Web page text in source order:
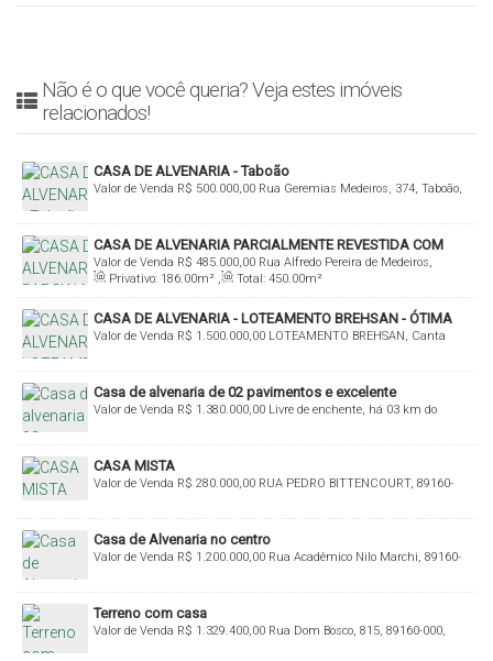
Não é o que você queria? Veja estes imóveis
relacionados!
CASA DE ALVENARIA - Taboão
R$ 500.000,00
Valor de Venda
Rua Geremias Medeiros, 374, Taboão,
CASA DE ALVENARIA PARCIALMENTE REVESTIDA COM
MADEIRA NOBRE! COM 186,00 M² DE ÁREA CONSTRUÍDA
R$ 485.000,00
Valor de Venda
Rua Alfredo Pereira de Medeiros,
Budag, Rio do Sul, Santa Catarina, Brasil
Privativo: 186.00m² , Total: 450.00m²
CASA DE ALVENARIA - LOTEAMENTO BREHSAN - ÓTIMA
LOCALIZAÇÃO!!!
R$ 1.500.000,00
Valor de Venda
LOTEAMENTO BREHSAN, Canta
Casa de alvenaria de 02 pavimentos e excelente
acabamento! R$ 1.380.000,00
Valor de Venda
Livre de enchente, há 03 km do
Brasil
CASA MISTA
R$ 280.000,00
Valor de Venda
RUA PEDRO BITTENCOURT, 89160-
Casa de Alvenaria no centro
R$ 1.200.000,00
Valor de Venda
Rua Acadêmico Nilo Marchi, 89160-
Terreno com casa
R$ 1.329.400,00
Valor de Venda
Rua Dom Bosco, 815, 89160-000,